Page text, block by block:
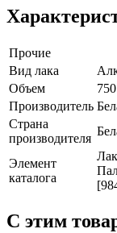
Прочие
Вид лака
Объем
750
Производитель
Страна
производителя
Элемент
каталога
C этим